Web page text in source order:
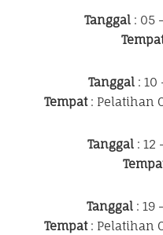
Tanggal : 05
Tanggal: 10
Tempat: Pelatihan
Tanggal : 12
Tanggal: 19
Tempat: Pelatihan